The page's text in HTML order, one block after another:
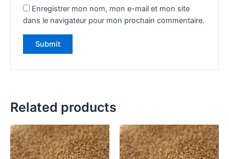
Enregistrer mon nom, mon e-mail et mon site
dans le navigateur pour mon prochain commentaire.
Related products